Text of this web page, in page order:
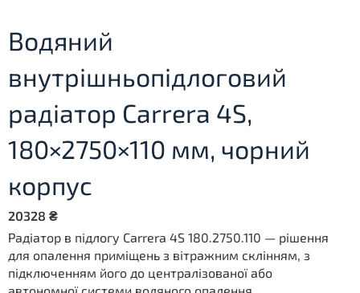
Водяний
внутрішньопідлоговий
радіатор Carrera 4S,
180×2750×110 мм, чорний
корпус
20328 ₴
Радіатор в підлогу Carrera 4S 180.2750.110 — рішення
для опалення приміщень з вітражним склінням, з
підключенням його до централізованої або
автономної системи водяного опалення .